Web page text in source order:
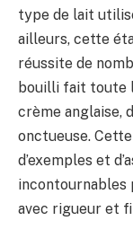
type de lait
ailleurs, cette
réussite de
bouilli fait toute
crème anglaise,
onctueuse.
d’exemples et
avec rigueur et